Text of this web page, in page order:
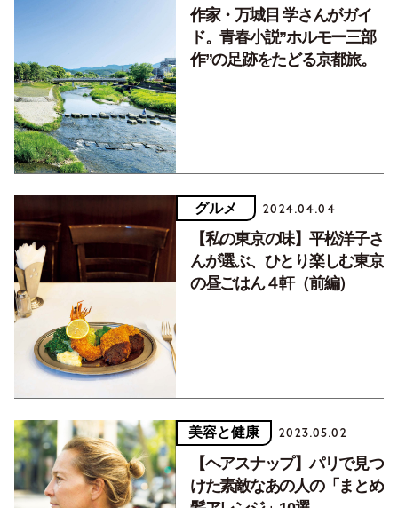
作家・万城目 学さんがガイ
ド。青春小説”ホルモー三部
作”の足跡をたどる京都旅。
グルメ 2024.04.04
【私の東京の味】平松洋子さ
んが選ぶ、ひとり楽しむ東京
の昼ごはん４軒（前編）
美容と健康 2023.05.02
【ヘアスナップ】パリで見つ
けた素敵なあの人の「まとめ